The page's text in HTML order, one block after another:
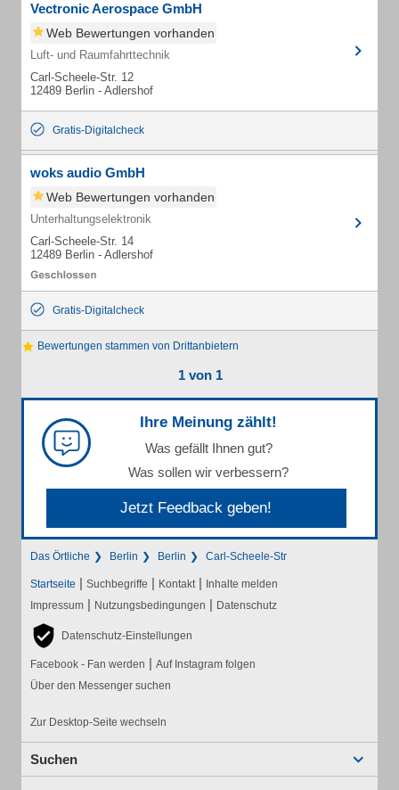
Vectronic Aerospace GmbH
Web Bewertungen vorhanden
Luft- und Raumfahrttechnik
Carl-Scheele-Str. 12
12489 Berlin - Adlershof
Gratis-Digitalcheck
woks audio GmbH
Web Bewertungen vorhanden
Unterhaltungselektronik
Carl-Scheele-Str. 14
12489 Berlin - Adlershof
Gratis-Digitalcheck
Bewertungen stammen von Drittanbietern
1 von 1
Ihre Meinung zählt!
Was gefällt Ihnen gut?
Was sollen wir verbessern?
Jetzt Feedback geben!
Das Örtliche Berlin Berlin Carl-Scheele-Str
Startseite | Suchbegriffe | Kontakt | Inhalte melden
Impressum | Nutzungsbedingungen | Datenschutz
Datenschutz-Einstellungen
Facebook - Fan werden | Auf Instagram folgen
Über den Messenger suchen
Zur Desktop-Seite wechseln
Suchen